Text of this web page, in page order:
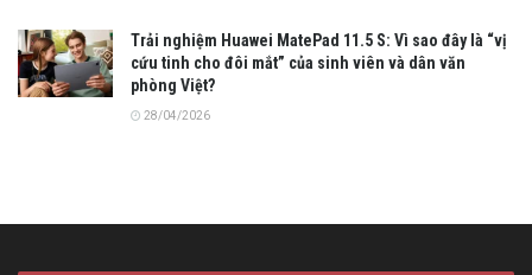
Trải nghiệm Huawei MatePad 11.5 S: Vì sao đây là “vị
cứu tinh cho đôi mắt” của sinh viên và dân văn
phòng Việt?
28/04/2026